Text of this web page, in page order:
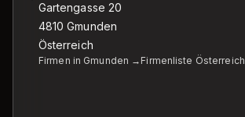
Gartengasse 20
4810Gmunden
Österreich
Firmen in Gmunden → Firmenliste Österreich